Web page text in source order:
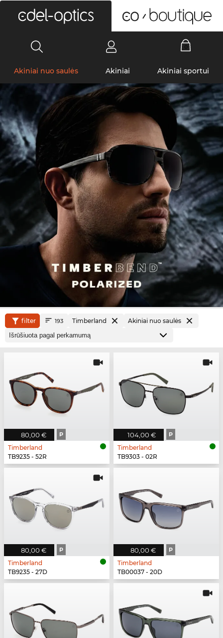
Akiniai nuo saulės Akiniai Akiniai sportui
filter 193 Timberland Akiniai nuo saulės
80,00 € P
Timberland
TB9235 - 52R
104,00 € P
Timberland
TB9303 - 02R
80,00 € P
Timberland
TB9235 - 27D
80,00 € P
Timberland
TB00037 - 20D